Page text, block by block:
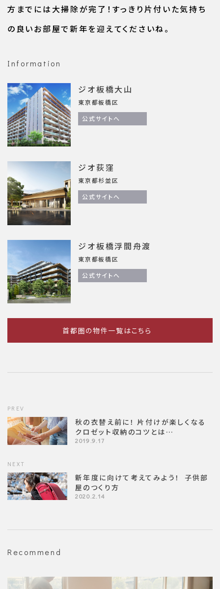
方までには大掃除が完了！すっきり片付いた気持ち
の良いお部屋で新年を迎えてくださいね。
Information
ジオ板橋大山
東京都板橋区
公式サイトへ
ジオ荻窪
東京都杉並区
公式サイトへ
ジオ板橋浮間舟渡
東京都板橋区
公式サイトへ
首都圏の物件一覧はこちら
PREV
秋の衣替え前に！ 片付けが楽しくなる
クロゼット収納のコツとは…
2019.9.17
NEXT
新年度に向けて考えてみよう！ 子供部
屋のつくり方
2020.2.14
Recommend